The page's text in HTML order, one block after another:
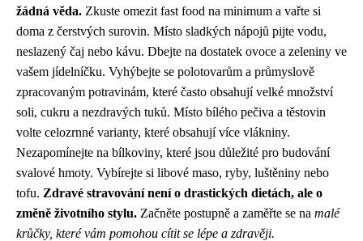
žádná věda. Zkuste omezit fast food na minimum a vařte si
doma z čerstvých surovin. Místo sladkých nápojů pijte vodu,
neslazený čaj nebo kávu. Dbejte na dostatek ovoce a zeleniny ve
vašem jídelníčku. Vyhýbejte se polotovarům a průmyslově
zpracovaným potravinám, které často obsahují velké množství
soli, cukru a nezdravých tuků. Místo bílého pečiva a těstovin
volte celozrnné varianty, které obsahují více vlákniny.
Nezapomínejte na bílkoviny, které jsou důležité pro budování
svalové hmoty. Vybírejte si libové maso, ryby, luštěniny nebo
tofu. Zdravé stravování není o drastických dietách, ale o
změně životního stylu. Začněte postupně a zaměřte se na malé
krůčky, které vám pomohou cítit se lépe a zdravěji.